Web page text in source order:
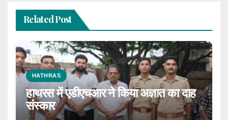
Related Post
HATHRAS
हाथरस में एडीएचआर ने किया अज्ञात का दाह
संस्कार